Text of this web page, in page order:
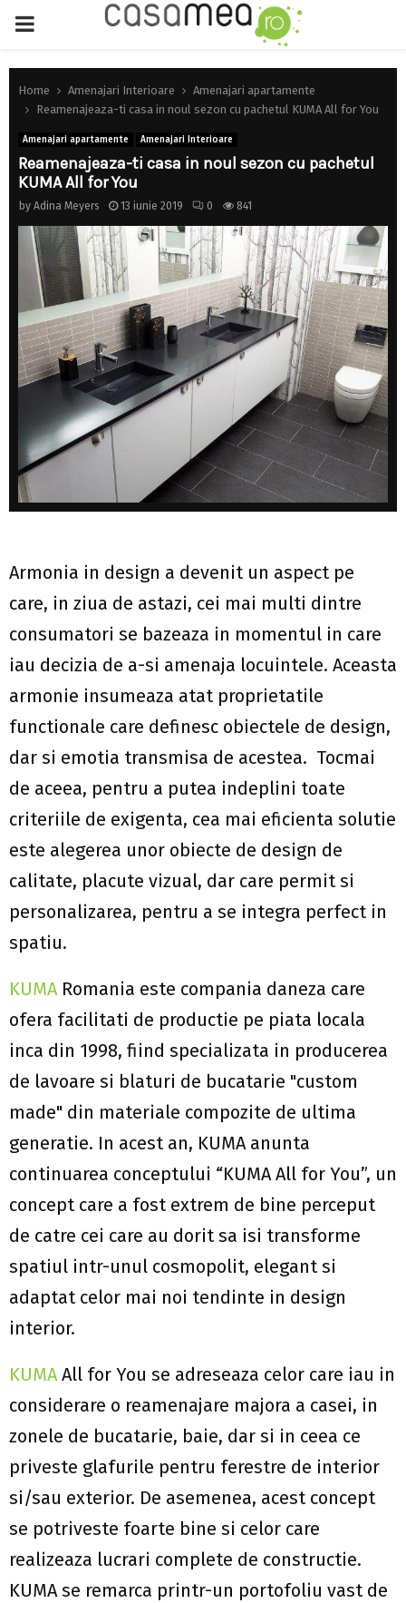
PRIMARY
MENU
Home Amenajari Interioare
Amenajari apartamente
Reamenajeaza-ti casa in noul sezon cu pachetul KUMA All for You
Amenajari apartamente Amenajari Interioare
Reamenajeaza-ti casa in noul sezon cu pachetul
KUMA All for You
by Adina Meyers 13 iunie 2019 0 841
Armonia in design a devenit un aspect pe
care, in ziua de astazi, cei mai multi dintre
consumatori se bazeaza in momentul in care
iau decizia de a-si amenaja locuintele. Aceasta
armonie insumeaza atat proprietatile
functionale care definesc obiectele de design,
dar si emotia transmisa de acestea. Tocmai
de aceea, pentru a putea indeplini toate
criteriile de exigenta, cea mai eficienta solutie
este alegerea unor obiecte de design de
calitate, placute vizual, dar care permit si
personalizarea, pentru a se integra perfect in
spatiu.
KUMARomania este compania daneza care
ofera facilitati de productie pe piata locala
inca din 1998, fiind specializata in producerea
de lavoare si blaturi de bucatarie "custom
made" din materiale compozite de ultima
generatie. In acest an, KUMA anunta
continuarea conceptului “KUMA All for You”, un
concept care a fost extrem de bine perceput
de catre cei care au dorit sa isi transforme
spatiul intr-unul cosmopolit, elegant si
adaptat celor mai noi tendinte in design
interior.
KUMAAll for You se adreseaza celor care iau in
considerare o reamenajare majora a casei, in
zonele de bucatarie, baie, dar si in ceea ce
priveste glafurile pentru ferestre de interior
si/sau exterior. De asemenea, acest concept
se potriveste foarte bine si celor care
realizeaza lucrari complete de constructie.
KUMA se remarca printr-un portofoliu vast de